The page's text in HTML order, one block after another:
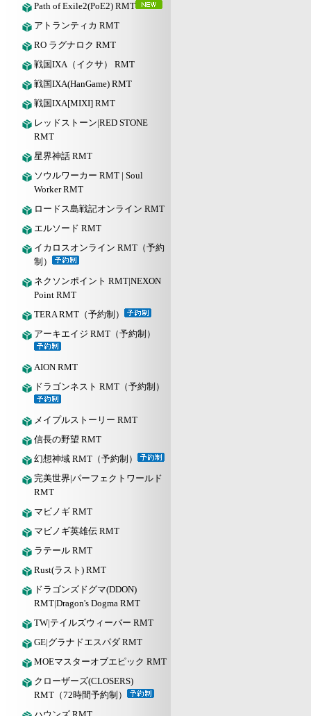
Path of Exile2(PoE2) RMT
アトランティカ RMT
RO ラグナロク RMT
戦国IXA（イクサ） RMT
戦国IXA(HanGame) RMT
戦国IXA[MIXI] RMT
レッドストーン|RED STONE
RMT
星界神話 RMT
ソウルワーカー RMT | Soul
Worker RMT
ロードス島戦記オンライン RMT
エルソード RMT
イカロスオンライン RMT（予約
制）
ネクソンポイント RMT|NEXON
Point RMT
TERA RMT（予約制）
アーキエイジ RMT（予約制）
AION RMT
ドラゴンネスト RMT（予約制）
メイプルストーリー RMT
信長の野望 RMT
幻想神域 RMT（予約制）
完美世界|パーフェクトワールド
RMT
マビノギ RMT
マビノギ英雄伝 RMT
ラテール RMT
Rust(ラスト) RMT
ドラゴンズドグマ(DDON)
RMT|Dragon's Dogma RMT
TW|テイルズウィーバー RMT
GE|グラナドエスパダ RMT
MOEマスターオブエピック RMT
クローザーズ(CLOSERS)
RMT（72時間予約制）